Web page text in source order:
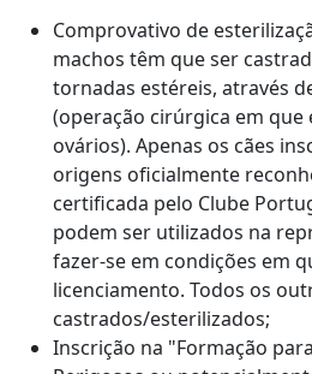
Comprovativo de
machos têm que ser
tornadas estéreis, através
(operação cirúrgica em
ovários). Apenas os cães
origens oficialmente
certificada pelo Clube
podem ser utilizados na
fazer-se em condições em
licenciamento. Todos os
castrados/esterilizados;
Inscrição na "Formação